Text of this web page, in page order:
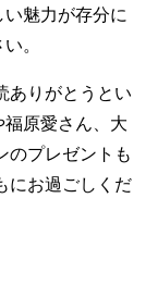
い魅力が存分に
。
ありがとうとい
原愛さん、大
のプレゼントも
にお過ごしくだ